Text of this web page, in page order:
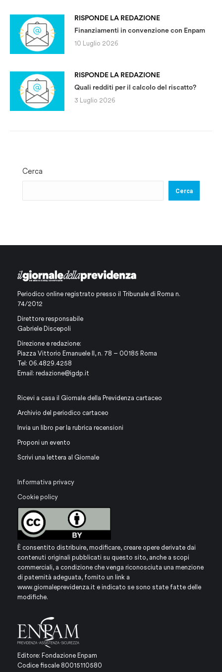
RISPONDE LA REDAZIONE
Finanziamenti in convenzione con Enpam
10 Luglio 2026
RISPONDE LA REDAZIONE
Quali redditi per il calcolo del riscatto?
3 Luglio 2026
Cerca
Cerca
Periodico online registrato presso il Tribunale di Roma n.
74/2012
Direttore responsabile
Gabriele Discepoli
Direzione e redazione:
Piazza Vittorio Emanuele II, n. 78 – 00185 Roma
Tel: 06.4829.4258
Email: redazione@igdp.it
Ricevi a casa il Giornale della Previdenza cartaceo
Archivio del periodico cartaceo
Invia un libro per la rubrica recensioni
Proponi un evento
Scrivi una lettera al Giornale
Informativa privacy
Cookie policy
È consentito distribuire, modificare, creare opere derivate dai
contenuti originali pubblicati su questo sito, anche a scopi
commerciali, a condizione che venga riconosciuta una menzione
di paternità adeguata, fornito un link a
www.giornaleprevidenza.it e indicato se sono state fatte delle
modifiche.
Editore: Fondazione Enpam
Codice fiscale 80015110580